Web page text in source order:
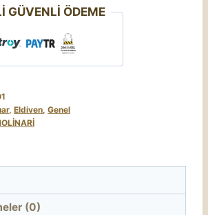
GÜVENLİ ÖDEME
, Eldiven, Genel
(0)